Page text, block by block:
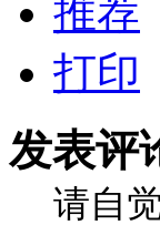
推荐
打印
发表评
请自